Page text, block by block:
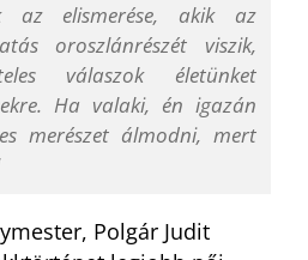
az elismerése, akik az
oroszlánrészét viszik,
válaszok életünket
Ha valaki, én igazán
merészet álmodni, mert
Polgár Judit